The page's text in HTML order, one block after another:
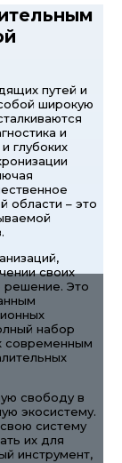
путей и
широкую
и
глубоких
области – это
своих
решение. Это
набор
современным
свободу в
экосистему.
систему
их для
инструмент,